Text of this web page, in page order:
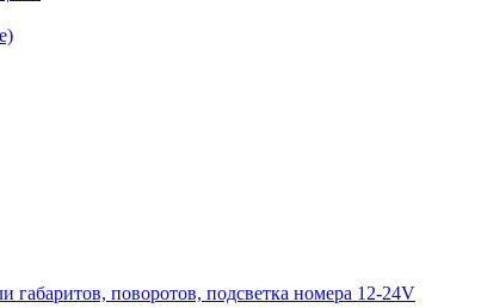
габаритов, поворотов, подсветка номера 12-24V